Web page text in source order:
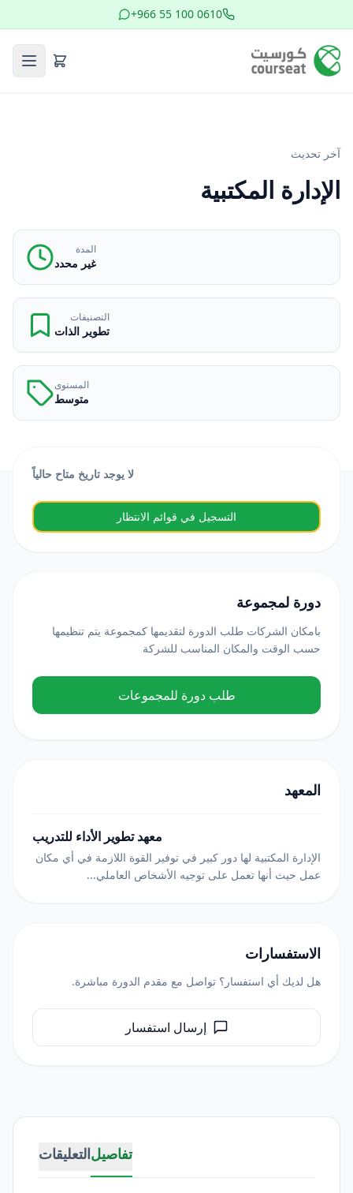
+966 55 100 0610
آخر تحديث
الإدارة المكتبية
المدة
غير محدد
التصنيفات
تطوير الذات
المستوى
متوسط
تفاصيلالتعليقات
لا يوجد تاريخ متاح حالياً
التسجيل في قوائم الانتظار
دورة لمجموعة
بامكان الشركات طلب الدورة لتقديمها كمجموعة يتم تنظيمها
حسب الوقت والمكان المناسب للشركة
طلب دورة للمجموعات
المعهد
معهد تطوير الأداء للتدريب
الإدارة المكتبية لها دور كبير في توفير القوة اللازمة في أي مكان
عمل حيث أنها تعمل على توجيه الأشخاص العاملي...
الاستفسارات
هل لديك أي استفسار؟ تواصل مع مقدم الدورة مباشرة.
إرسال استفسار